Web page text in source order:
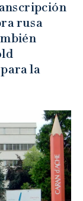
rusa
la